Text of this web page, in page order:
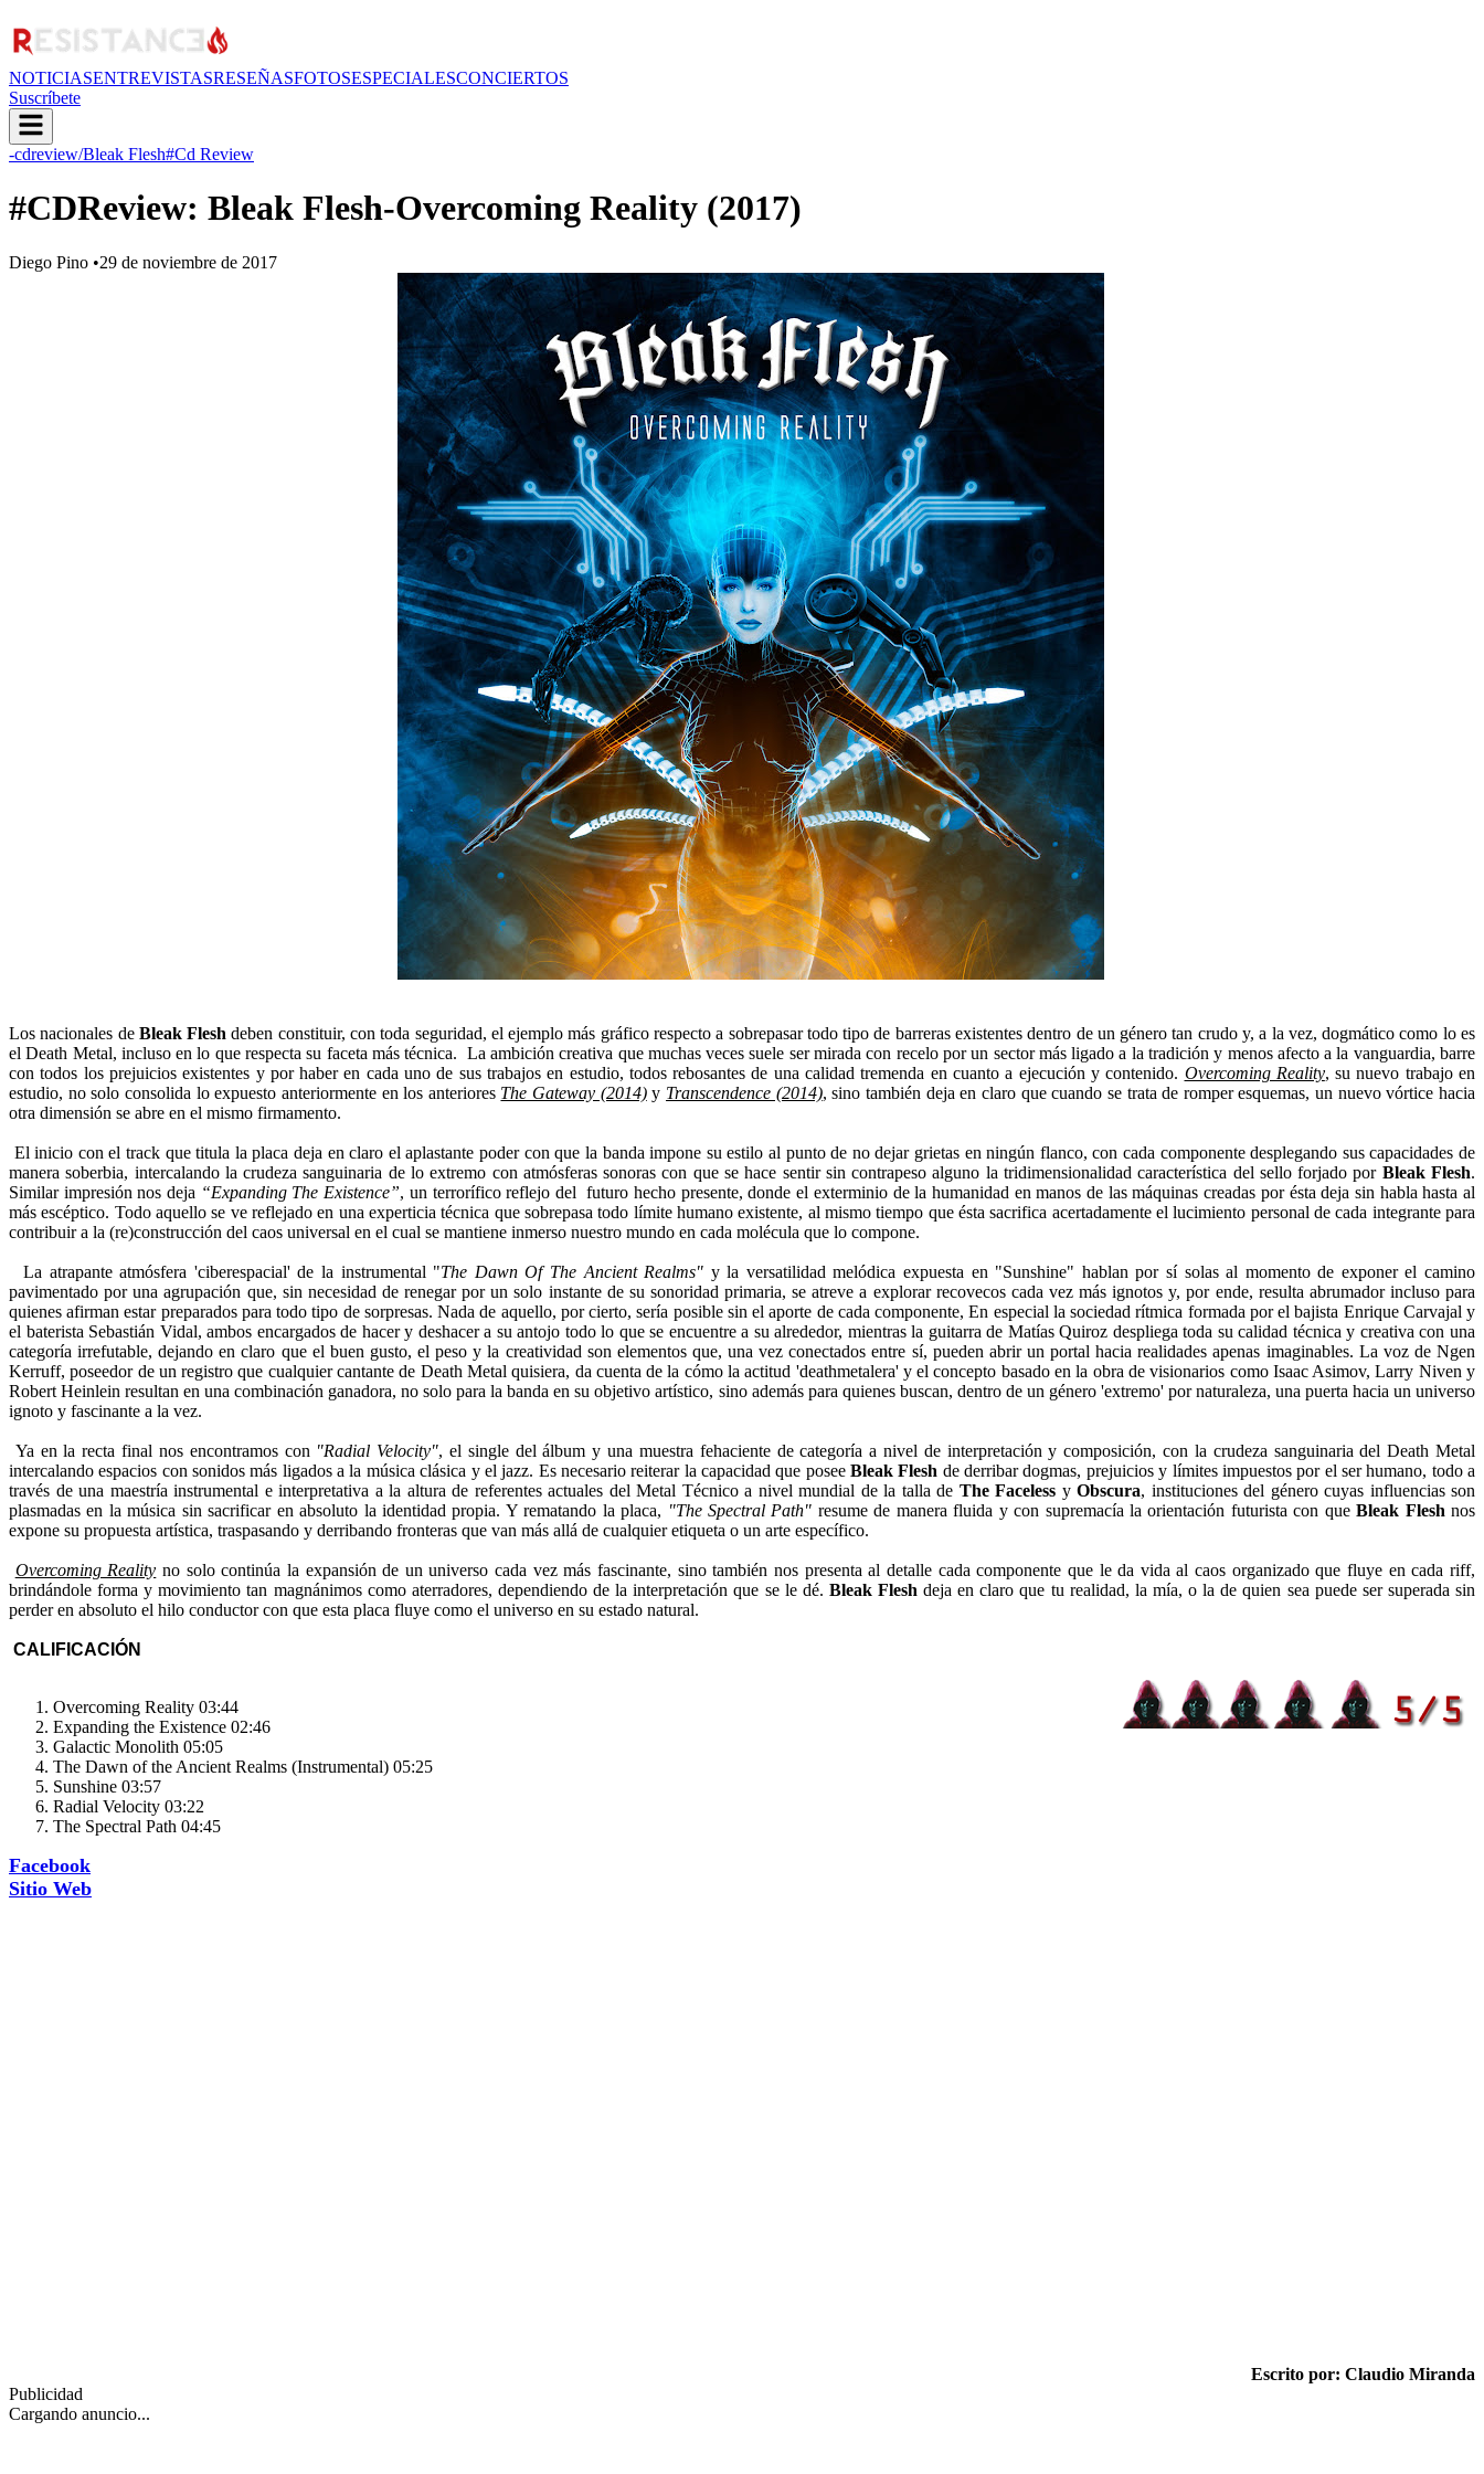
NOTICIASENTREVISTASRESEÑASFOTOSESPECIALESCONCIERTOS
Suscríbete
-cdreview/Bleak Flesh#Cd Review
#CDReview: Bleak Flesh-Overcoming Reality (2017)
Diego Pino •29 de noviembre de 2017
Los nacionales de Bleak Flesh deben constituir, con toda seguridad, el ejemplo más gráfico respecto a sobrepasar todo tipo de barreras existentes dentro de un género tan crudo y, a la vez, dogmático como lo es
el Death Metal, incluso en lo que respecta su faceta más técnica. La ambición creativa que muchas veces suele ser mirada con recelo por un sector más ligado a la tradición y menos afecto a la vanguardia, barre
con todos los prejuicios existentes y por haber en cada uno de sus trabajos en estudio, todos rebosantes de una calidad tremenda en cuanto a ejecución y contenido. Overcoming Reality, su nuevo trabajo en
estudio, no solo consolida lo expuesto anteriormente en los anteriores The Gateway (2014)y Transcendence (2014), sino también deja en claro que cuando se trata de romper esquemas, un nuevo vórtice hacia
otra dimensión se abre en el mismo firmamento.
El inicio con el track que titula la placa deja en claro el aplastante poder con que la banda impone su estilo al punto de no dejar grietas en ningún flanco, con cada componente desplegando sus capacidades de
manera soberbia, intercalando la crudeza sanguinaria de lo extremo con atmósferas sonoras con que se hace sentir sin contrapeso alguno la tridimensionalidad característica del sello forjado por Bleak Flesh.
Similar impresión nos deja “Expanding The Existence”, un terrorífico reflejo del futuro hecho presente, donde el exterminio de la humanidad en manos de las máquinas creadas por ésta deja sin habla hasta al
más escéptico. Todo aquello se ve reflejado en una experticia técnica que sobrepasa todo límite humano existente, al mismo tiempo que ésta sacrifica acertadamente el lucimiento personal de cada integrante para
contribuir a la (re)construcción del caos universal en el cual se mantiene inmerso nuestro mundo en cada molécula que lo compone.
La atrapante atmósfera 'ciberespacial' de la instrumental "The Dawn Of The Ancient Realms" y la versatilidad melódica expuesta en "Sunshine" hablan por sí solas al momento de exponer el camino
pavimentado por una agrupación que, sin necesidad de renegar por un solo instante de su sonoridad primaria, se atreve a explorar recovecos cada vez más ignotos y, por ende, resulta abrumador incluso para
quienes afirman estar preparados para todo tipo de sorpresas. Nada de aquello, por cierto, sería posible sin el aporte de cada componente, En especial la sociedad rítmica formada por el bajista Enrique Carvajal y
el baterista Sebastián Vidal, ambos encargados de hacer y deshacer a su antojo todo lo que se encuentre a su alrededor, mientras la guitarra de Matías Quiroz despliega toda su calidad técnica y creativa con una
categoría irrefutable, dejando en claro que el buen gusto, el peso y la creatividad son elementos que, una vez conectados entre sí, pueden abrir un portal hacia realidades apenas imaginables. La voz de Ngen
Kerruff, poseedor de un registro que cualquier cantante de Death Metal quisiera, da cuenta de la cómo la actitud 'deathmetalera' y el concepto basado en la obra de visionarios como Isaac Asimov, Larry Niven y
Robert Heinlein resultan en una combinación ganadora, no solo para la banda en su objetivo artístico, sino además para quienes buscan, dentro de un género 'extremo' por naturaleza, una puerta hacia un universo
ignoto y fascinante a la vez.
Ya en la recta final nos encontramos con "Radial Velocity", el single del álbum y una muestra fehaciente de categoría a nivel de interpretación y composición, con la crudeza sanguinaria del Death Metal
intercalando espacios con sonidos más ligados a la música clásica y el jazz. Es necesario reiterar la capacidad que poseeBleak Flesh de derribar dogmas, prejuicios y límites impuestos por el ser humano, todo a
través de una maestría instrumental e interpretativa a la altura de referentes actuales del Metal Técnico a nivel mundial de la talla de The Faceless y Obscura, instituciones del género cuyas influencias son
plasmadas en la música sin sacrificar en absoluto la identidad propia. Y rematando la placa, "The Spectral Path" resume de manera fluida y con supremacía la orientación futurista con queBleak Flesh nos
expone su propuesta artística, traspasando y derribando fronteras que van más allá de cualquier etiqueta o un arte específico.
Overcoming Reality no solo continúa la expansión de un universo cada vez más fascinante, sino también nos presenta al detalle cada componente que le da vida al caos organizado que fluye en cada riff,
brindándole forma y movimiento tan magnánimos como aterradores, dependiendo de la interpretación que se le dé. Bleak Flesh deja en claro que tu realidad, la mía, o la de quien sea puede ser superada sin
perder en absoluto el hilo conductor con que esta placa fluye como el universo en su estado natural.
CALIFICACIÓN
Overcoming Reality 03:44
Expanding the Existence 02:46
Galactic Monolith 05:05
The Dawn of the Ancient Realms (Instrumental) 05:25
Sunshine 03:57
Radial Velocity 03:22
The Spectral Path 04:45
Facebook
Sitio Web
Escrito por: Claudio Miranda
Publicidad
Cargando anuncio...